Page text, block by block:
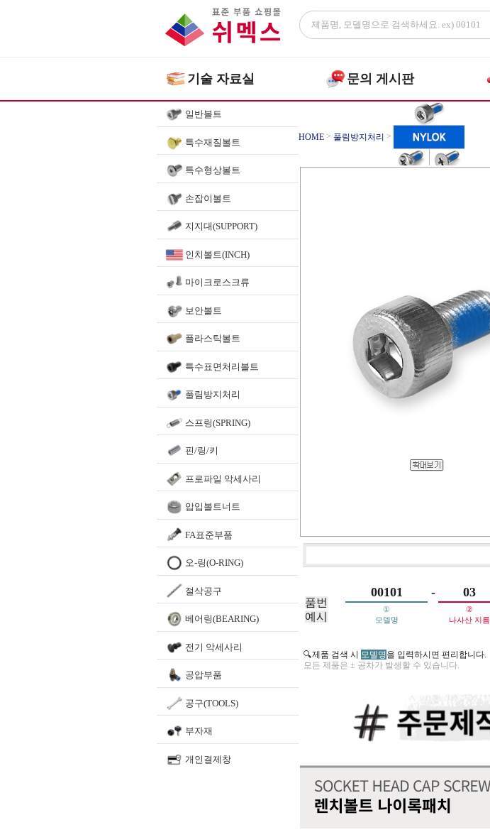
기술 자료실 문의 게시판
일반볼트
특수재질볼트
특수형상볼트
손잡이볼트
지지대(SUPPORT)
인치볼트(INCH)
마이크로스크류
보안볼트
플라스틱볼트
특수표면처리볼트
풀림방지처리
스프링(SPRING)
핀/링/키
프로파일 악세사리
압입볼트너트
FA표준부품
오-링(O-RING)
절삭공구
베어링(BEARING)
전기 악세사리
공압부품
공구(TOOLS)
부자재
개인결제창
HOME > 풀림방지처리 >
품번
예시
00101 - 03
①
모델명
②
나사산 지름
🔍제품 검색 시 모델명을 입력하시면 편리합니다.
모든 제품은 ± 공차가 발생할 수 있습니다.